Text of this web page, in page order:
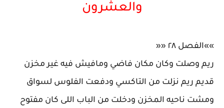
والعشرون
»»الفصل ٢٨ ««
ريم وصلت وكان مكان فاضي ومافيش فيه غير مخزن
قديم ريم نزلت من التاكسي ودفعت الفلوس لسواق
ومشت ناحيه المخزن ودخلت من الباب اللى كان مفتوح